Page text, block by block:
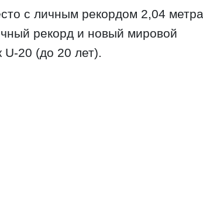
с личным рекордом 2,04 метра.
рекорд и новый мировой
20 (до 20 лет).